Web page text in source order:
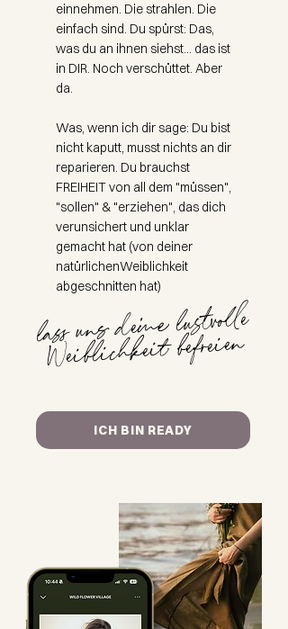
einnehmen. Die strahlen. Die
einfach sind. Du spürst: Das,
was du an ihnen siehst... das ist
in DIR. Noch verschüttet. Aber
da.
Was, wenn ich dir sage: Du bist
nicht kaputt, musst nichts an dir
reparieren. Du brauchst
FREIHEIT von all dem "müssen",
"sollen" & "erziehen", das dich
verunsichert und unklar
gemacht hat (von deiner
natürlichenWeiblichkeit
abgeschnitten hat)
lass uns deine lustvolle
Weiblichkeit befreien
ICH BIN READY